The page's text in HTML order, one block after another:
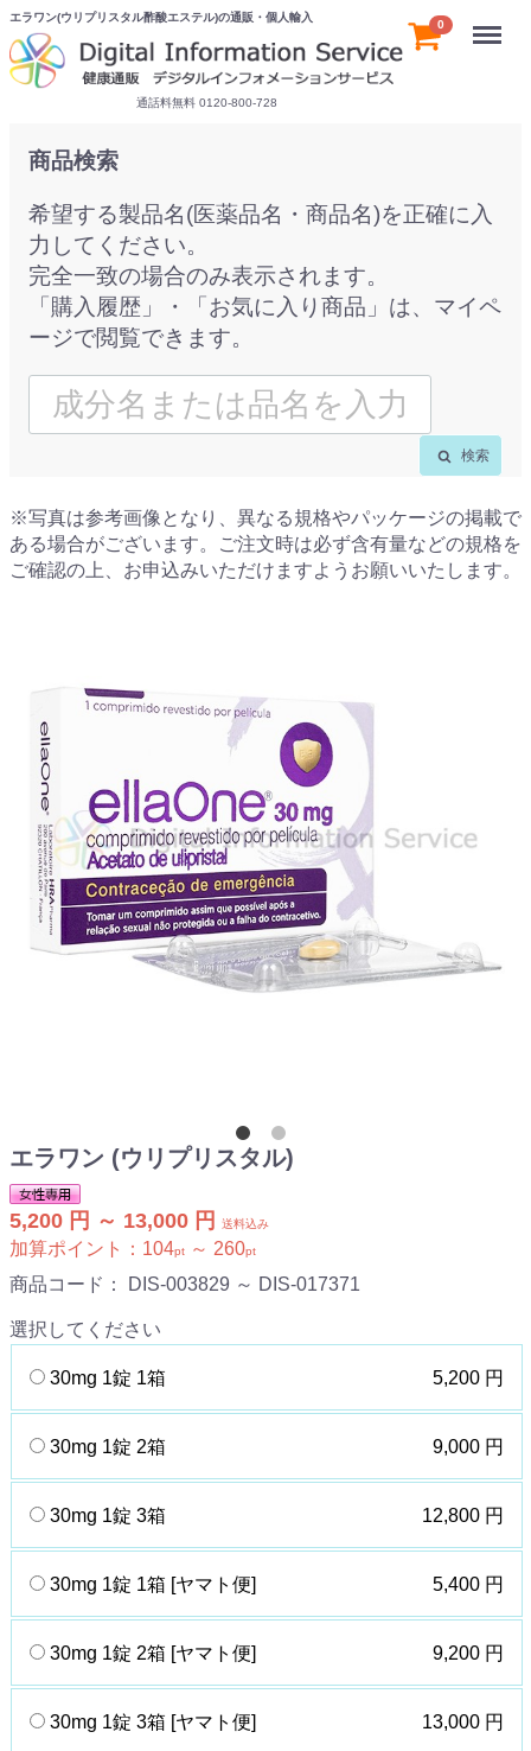
エラワン(ウリプリスタル酢酸エステル)の通販・個人輸入
通話料無料 0120-800-728
0 Menu
商品検索
希望する製品名(医薬品名・商品名)を正確に入
力してください。
完全一致の場合のみ表示されます。
「購入履歴」・「お気に入り商品」は、マイペ
ージで閲覧できます。
検索
※写真は参考画像となり、異なる規格やパッケージの掲載で
ある場合がございます。ご注文時は必ず含有量などの規格を
ご確認の上、お申込みいただけますようお願いいたします。
エラワン (ウリプリスタル)
5,200 円 ～ 13,000 円 送料込み
加算ポイント： 104pt ～ 260pt
商品コード： DIS-003829 ～ DIS-017371
選択してください
30mg 1錠 1箱 5,200 円
30mg 1錠 2箱 9,000 円
30mg 1錠 3箱 12,800 円
30mg 1錠 1箱 [ヤマト便] 5,400 円
30mg 1錠 2箱 [ヤマト便] 9,200 円
30mg 1錠 3箱 [ヤマト便] 13,000 円